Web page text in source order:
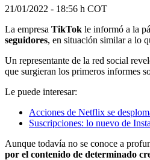
21/01/2022 - 18:56 h COT
La empresa TikTok le informó a la
seguidores, en situación similar a lo
Un representante de la red social
que surgieran los primeros informes
Le puede interesar:
Acciones de Netflix se
Suscripciones: lo nuevo de
Aunque todavía no se conoce a
por el contenido de determinado